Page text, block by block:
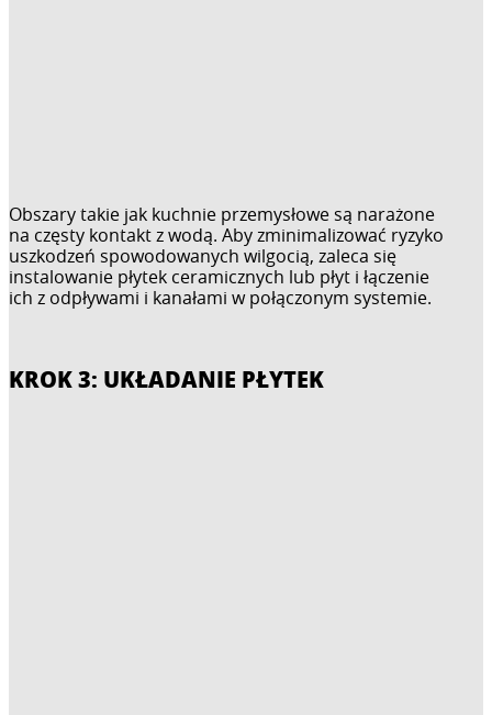
Obszary takie jak kuchnie przemysłowe są narażone
na częsty kontakt z wodą. Aby zminimalizować ryzyko
uszkodzeń spowodowanych wilgocią, zaleca się
instalowanie płytek ceramicznych lub płyt i łączenie
ich z odpływami i kanałami w połączonym systemie.
KROK 3: UKŁADANIE PŁYTEK